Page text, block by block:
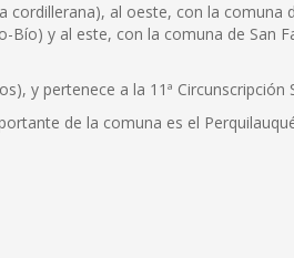
al oeste, con la comuna
Bío) y al este, con la comuna de San
y pertenece a la 11ª Circunscripción
de la comuna es el